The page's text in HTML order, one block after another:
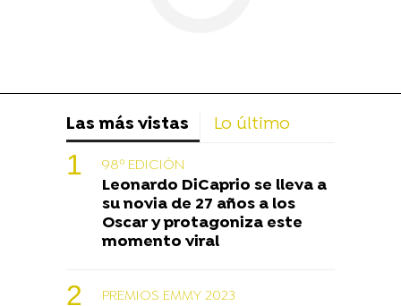
Las más vistas Lo último
98º EDICIÓN
Leonardo DiCaprio se lleva a
su novia de 27 años a los
Oscar y protagoniza este
momento viral
PREMIOS EMMY 2023